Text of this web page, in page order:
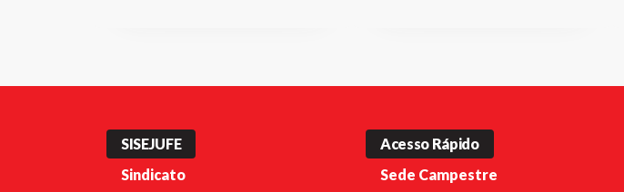
SISEJUFE
Sindicato
Acesso Rápido
Sede Campestre